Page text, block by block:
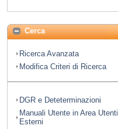
Cerca
Ricerca Avanzata
Modifica Criteri di Ricerca
DGR e Deteterminazioni
Manuali Utente in Area Utenti
Esterni